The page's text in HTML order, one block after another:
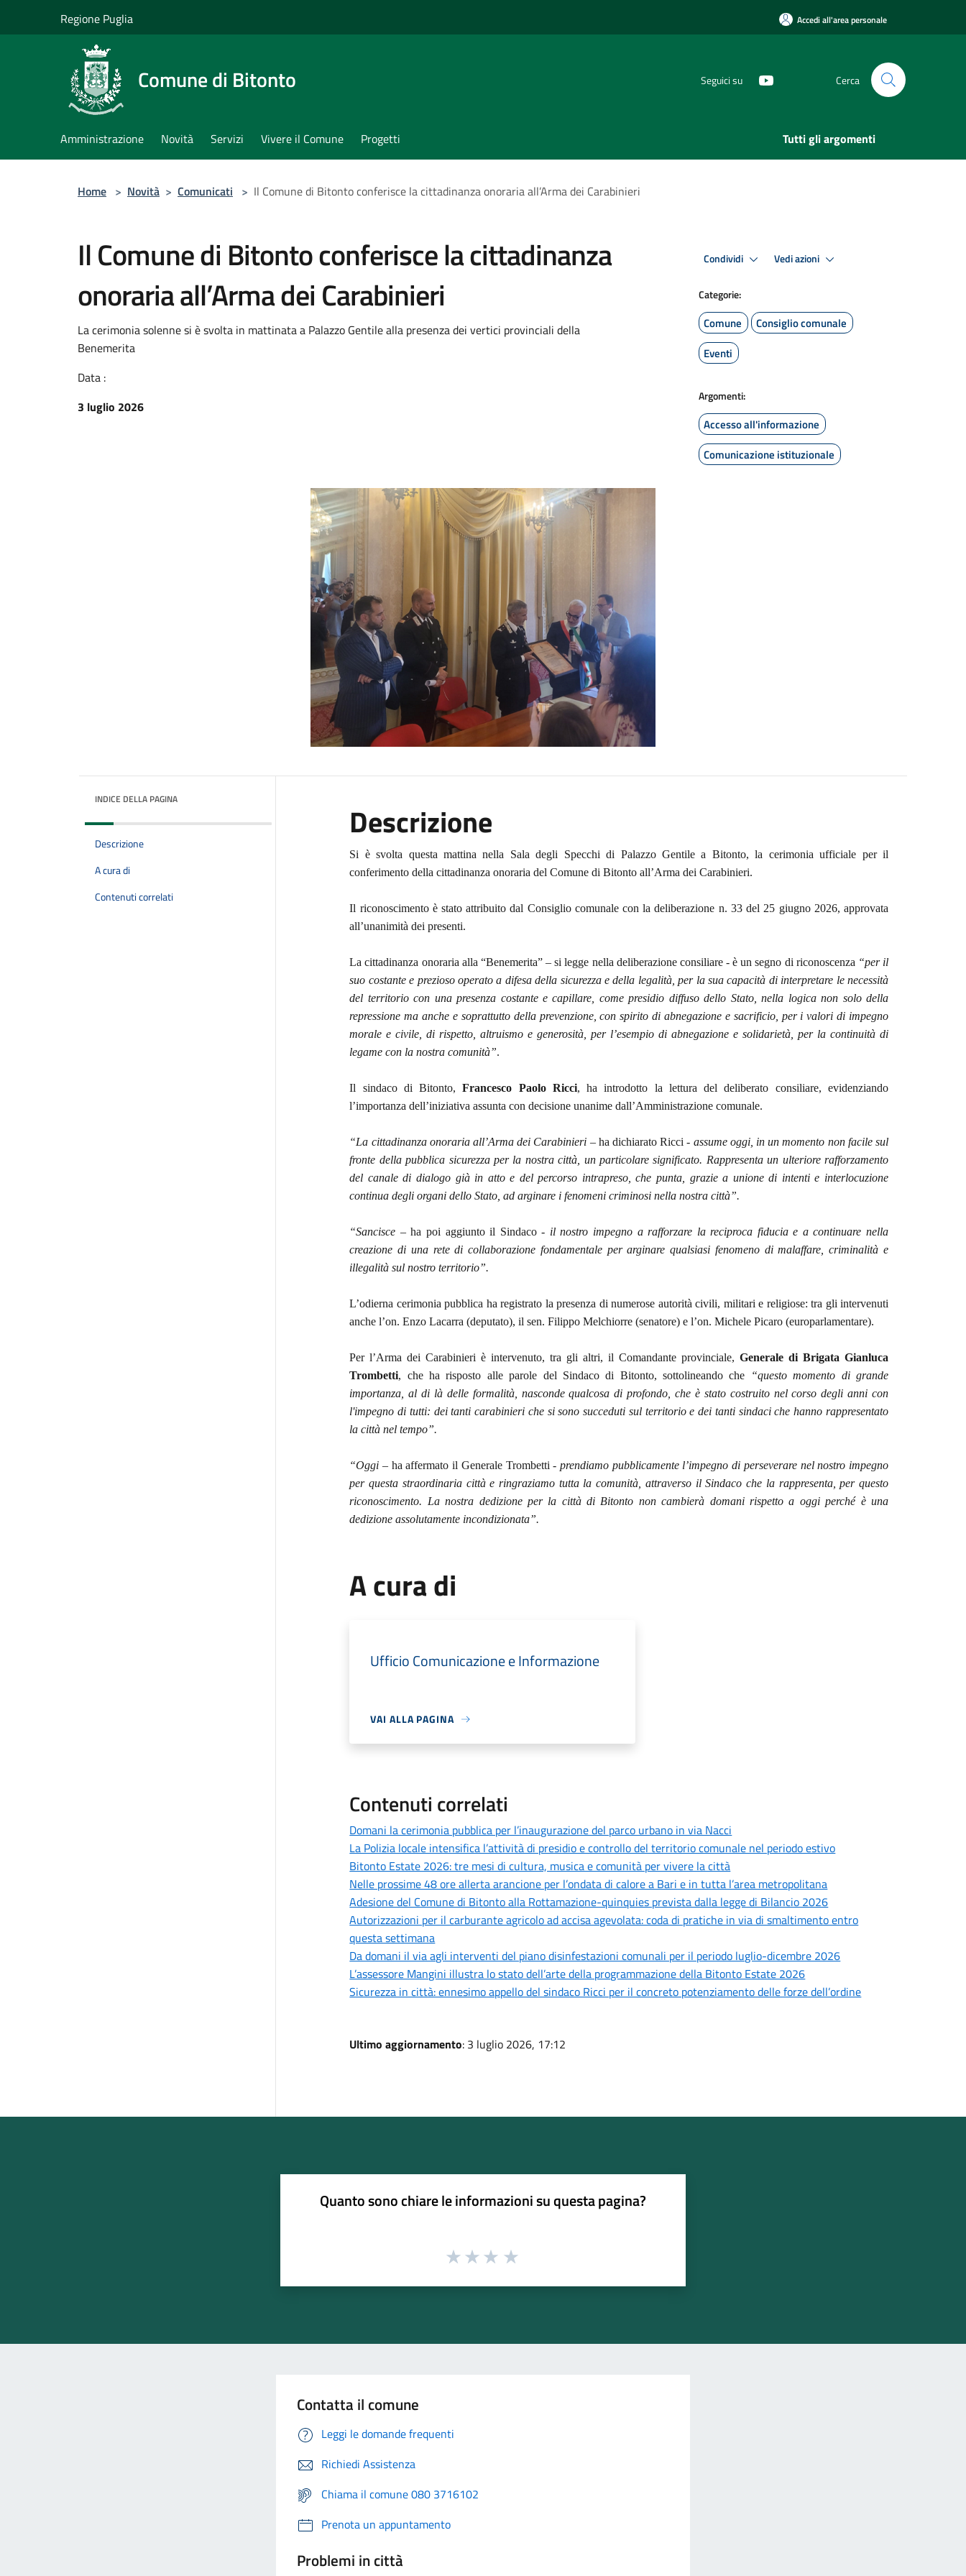
Regione Puglia Accedi all'area personale
Comune di Bitonto Seguici su Cerca
Amministrazione Novità Servizi Vivere il Comune Progetti Tutti gli argomenti
Home > Novità > Comunicati > Il Comune di Bitonto conferisce la cittadinanza onoraria all’Arma dei Carabinieri
Il Comune di Bitonto conferisce la cittadinanza
onoraria all’Arma dei Carabinieri
La cerimonia solenne si è svolta in mattinata a Palazzo Gentile alla presenza dei vertici provinciali della
Benemerita
Data :
3 luglio 2026
Condividi Vedi azioni
Categorie:
Comune
Consiglio comunale
Eventi
Argomenti:
Accesso all'informazione
Comunicazione istituzionale
INDICE DELLA PAGINA
Descrizione
A cura di
Contenuti correlati
Descrizione
Si è svolta questa mattina nella Sala degli Specchi di Palazzo Gentile a Bitonto, la cerimonia ufficiale per il
conferimento della cittadinanza onoraria del Comune di Bitonto all’Arma dei Carabinieri.
Il riconoscimento è stato attribuito dal Consiglio comunale con la deliberazione n. 33 del 25 giugno 2026, approvata
all’unanimità dei presenti.
La cittadinanza onoraria alla “Benemerita” – si legge nella deliberazione consiliare - è un segno di riconoscenza “per il
suo costante e prezioso operato a difesa della sicurezza e della legalità, per la sua capacità di interpretare le necessità
del territorio con una presenza costante e capillare, come presidio diffuso dello Stato, nella logica non solo della
repressione ma anche e soprattutto della prevenzione, con spirito di abnegazione e sacrificio, per i valori di impegno
morale e civile, di rispetto, altruismo e generosità, per l’esempio di abnegazione e solidarietà, per la continuità di
legame con la nostra comunità”.
Il sindaco di Bitonto,Francesco Paolo Ricci, ha introdotto la lettura del deliberato consiliare, evidenziando
l’importanza dell’iniziativa assunta con decisione unanime dall’Amministrazione comunale.
“La cittadinanza onoraria all’Arma dei Carabinieri – ha dichiarato Ricci - assume oggi, in un momento non facile sul
fronte della pubblica sicurezza per la nostra città, un particolare significato. Rappresenta un ulteriore rafforzamento
del canale di dialogo già in atto e del percorso intrapreso, che punta, grazie a unione di intenti e interlocuzione
continua degli organi dello Stato, ad arginare i fenomeni criminosi nella nostra città”.
“Sancisce – ha poi aggiunto il Sindaco - il nostro impegno a rafforzare la reciproca fiducia e a continuare nella
creazione di una rete di collaborazione fondamentale per arginare qualsiasi fenomeno di malaffare, criminalità e
illegalità sul nostro territorio”.
L’odierna cerimonia pubblica ha registrato la presenza di numerose autorità civili, militari e religiose: tra gli intervenuti
anche l’on. Enzo Lacarra (deputato), il sen. Filippo Melchiorre (senatore) e l’on. Michele Picaro (europarlamentare).
Per l’Arma dei Carabinieri è intervenuto, tra gli altri, il Comandante provinciale,Generale di Brigata Gianluca
Trombetti, che ha risposto alle parole del Sindaco di Bitonto, sottolineando che
“questo momento di grande
importanza, al di là delle formalità, nasconde qualcosa di profondo, che è stato costruito nel corso degli anni con
l'impegno di tutti: dei tanti carabinieri che si sono succeduti sul territorio e dei tanti sindaci che hanno rappresentato
la città nel tempo”.
“Oggi – ha affermato il Generale Trombetti -prendiamo pubblicamente l’impegno di perseverare nel nostro impegno
per questa straordinaria città e ringraziamo tutta la comunità, attraverso il Sindaco che la rappresenta, per questo
riconoscimento. La nostra dedizione per la città di Bitonto non cambierà domani rispetto a oggi perché è una
dedizione assolutamente incondizionata”.
A cura di
Ufficio Comunicazione e Informazione
VAI ALLA PAGINA
Contenuti correlati
Domani la cerimonia pubblica per l’inaugurazione del parco urbano in via Nacci
La Polizia locale intensifica l’attività di presidio e controllo del territorio comunale nel periodo estivo
Bitonto Estate 2026: tre mesi di cultura, musica e comunità per vivere la città
Nelle prossime 48 ore allerta arancione per l’ondata di calore a Bari e in tutta l’area metropolitana
Adesione del Comune di Bitonto alla Rottamazione-quinquies prevista dalla legge di Bilancio 2026
Autorizzazioni per il carburante agricolo ad accisa agevolata: coda di pratiche in via di smaltimento entro
questa settimana
Da domani il via agli interventi del piano disinfestazioni comunali per il periodo luglio-dicembre 2026
L’assessore Mangini illustra lo stato dell’arte della programmazione della Bitonto Estate 2026
Sicurezza in città: ennesimo appello del sindaco Ricci per il concreto potenziamento delle forze dell’ordine
Ultimo aggiornamento: 3 luglio 2026, 17:12
Quanto sono chiare le informazioni su questa pagina?
Contatta il comune
Leggi le domande frequenti
Richiedi Assistenza
Chiama il comune 080 3716102
Prenota un appuntamento
Problemi in città